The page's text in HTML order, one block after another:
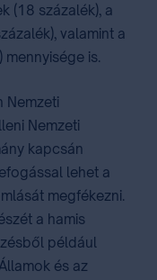
(18 százalék), a
valamint a
is.
Nemzeti
Nemzeti
kapcsán
lehet a
megfékezni.
a hamis
például
és az